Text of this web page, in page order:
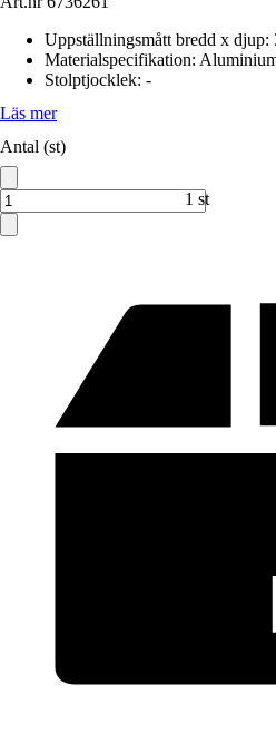
Uppställningsmått bredd x djup:
Materialspecifikation:
Stolptjocklek: -
Läs mer
Antal (st)
1 st